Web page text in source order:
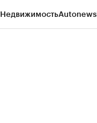
НедвижимостьAutonews